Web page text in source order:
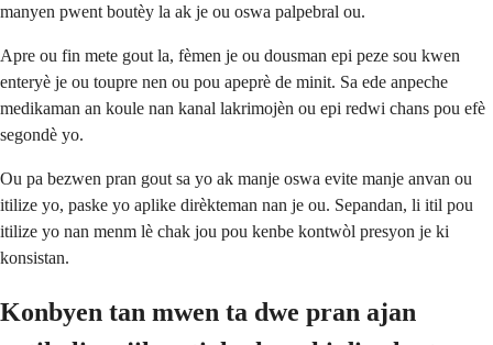
manyen pwent boutèy la ak je ou oswa palpebral ou.
Apre ou fin mete gout la, fèmen je ou dousman epi peze sou kwen
enteryè je ou toupre nen ou pou apeprè de minit. Sa ede anpeche
medikaman an koule nan kanal lakrimojèn ou epi redwi chans pou efè
segondè yo.
Ou pa bezwen pran gout sa yo ak manje oswa evite manje anvan ou
itilize yo, paske yo aplike dirèkteman nan je ou. Sepandan, li itil pou
itilize yo nan menm lè chak jou pou kenbe kontwòl presyon je ki
konsistan.
Konbyen tan mwen ta dwe pran ajan